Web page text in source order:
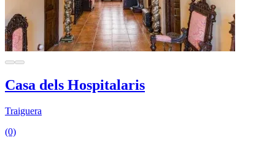
Casa dels Hospitalaris
Traiguera
(0)